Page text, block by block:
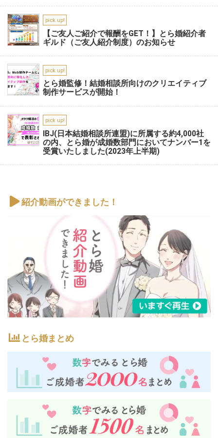
pick up!
【ご友人ご紹介で報酬をGET！】とら婚紹介者
ギルド（ご友人紹介制度）のお知らせ
pick up!
とら婚監修！結婚相談所向けのクリエイティブ
制作サービスが開始！
pick up!
IBJ(日本結婚相談所連盟)に所属する約4,000社
の内、とら婚が成婚数部門においてナンバー1を
受賞いたしました(2023年上半期)
紹介動画ができました！
とら婚まとめ